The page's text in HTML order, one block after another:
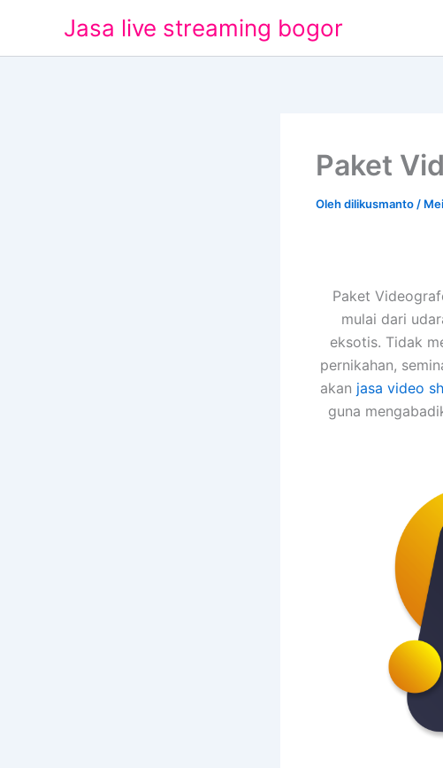
konten
Jasa live streaming bogor
Paket
Olehdilikusmanto /
Paket
mulai dari
eksotis. Tidak
pernikahan,
akan jasa video
guna